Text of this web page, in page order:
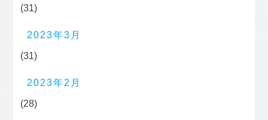
(31)
2023年3月
(31)
2023年2月
(28)